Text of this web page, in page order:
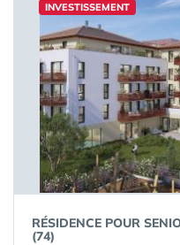
INVESTISSEMENT
RÉSIDENCE POUR
(74)